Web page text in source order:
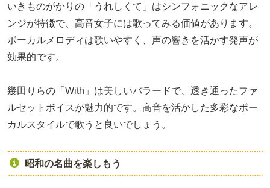
いきものがかりの「うれしくて」はシンフォニックなアレ
ンジが特徴で、高音女子には歌ってみる価値があります。
ボーカルメロディは歌いやすく、声の響きを活かす発声が
効果的です。
幾田りらの「With」は美しいバラードで、透き通ったファ
ルセットボイスが魅力的です。高音を活かした多彩なボー
カルスタイルで歌うと良いでしょう。
昭和の名曲を楽しもう